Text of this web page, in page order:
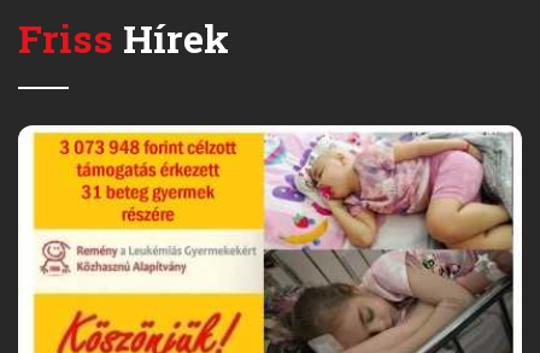
Friss Hírek